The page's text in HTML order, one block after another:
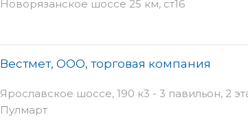
Новорязанское шоссе 25 км, ст16
Вестмет, ООО, торговая компания
Ярославское шоссе, 190 к3 - 3 павильон, 2
Пулмарт